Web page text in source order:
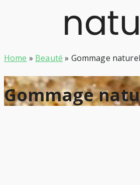
Home » Beauté » Gommage
Gommage